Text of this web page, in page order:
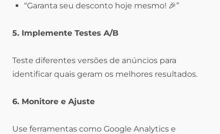
“Garanta seu desconto hoje mesmo! 🎉”
5. Implemente Testes A/B
Teste diferentes versões de anúncios para
identificar quais geram os melhores resultados.
6. Monitore e Ajuste
Use ferramentas como Google Analytics e